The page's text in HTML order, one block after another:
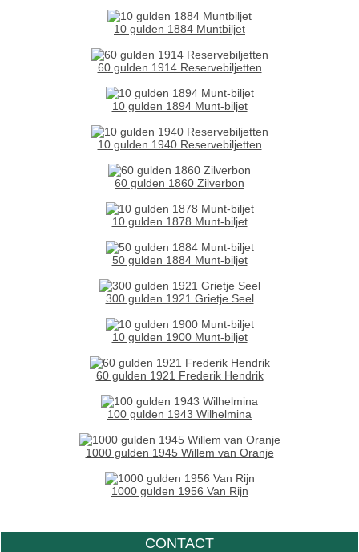
10 gulden 1884 Muntbiljet
60 gulden 1914 Reservebiljetten
10 gulden 1894 Munt-biljet
10 gulden 1940 Reservebiljetten
60 gulden 1860 Zilverbon
10 gulden 1878 Munt-biljet
50 gulden 1884 Munt-biljet
300 gulden 1921 Grietje Seel
10 gulden 1900 Munt-biljet
60 gulden 1921 Frederik Hendrik
100 gulden 1943 Wilhelmina
1000 gulden 1945 Willem van Oranje
1000 gulden 1956 Van Rijn
CONTACT